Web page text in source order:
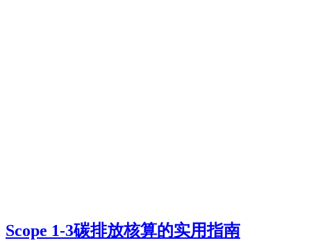
Scope 1-3碳排放核算的实用指南